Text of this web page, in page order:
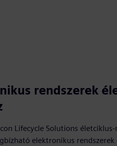
rendszerek
Lifecycle Solutions
elektronikus